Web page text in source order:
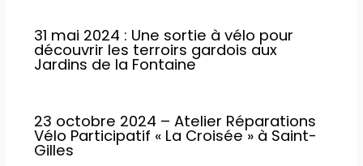
31 mai 2024 : Une sortie à vélo pour
découvrir les terroirs gardois aux
Jardins de la Fontaine
23 octobre 2024 – Atelier Réparations
Vélo Participatif « La Croisée » à Saint-
Gilles